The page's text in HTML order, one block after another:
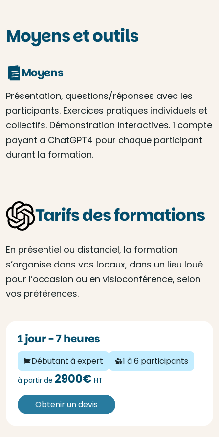
Moyens et outils
Moyens
Présentation, questions/réponses avec les
participants. Exercices pratiques individuels et
collectifs. Démonstration interactives. 1 compte
payant a ChatGPT4 pour chaque participant
durant la formation.
Tarifs des formations
En présentiel ou distanciel, la formation
s’organise dans vos locaux, dans un lieu loué
pour l’occasion ou en visioconférence, selon
vos préférences.
1 jour - 7 heures
Débutant à expert 1 à 6 participants
à partir de 2900€ HT
Obtenir un devis